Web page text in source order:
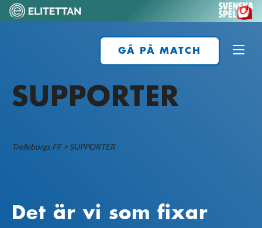
GÅ PÅ MATCH
SUPPORTER
Trelleborgs FF> SUPPORTER
Det är vi som fixar